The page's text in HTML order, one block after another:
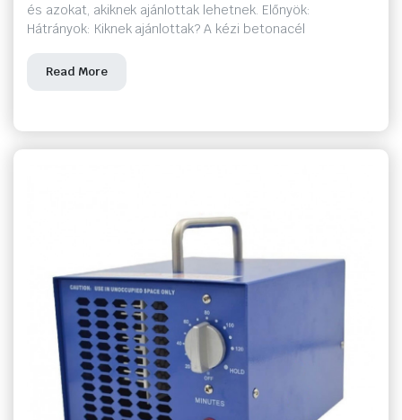
és azokat, akiknek ajánlottak lehetnek. Előnyök:
Hátrányok: Kiknek ajánlottak? A kézi betonacél
Read More